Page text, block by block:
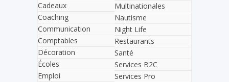
Cadeaux
Coaching
Communication
Comptables
Décoration
Écoles
Emploi
Multinationales
Nautisme
Night Life
Restaurants
Santé
Services B2C
Services Pro